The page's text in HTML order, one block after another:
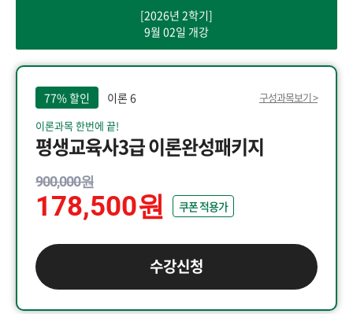
[2026년 2학기]
9월 02일 개강
77% 할인 이론 6
구성과목보기 >
이론과목 한번에 끝!
평생교육사3급 이론완성패키지
900,000원
178,500원 쿠폰 적용가
수강신청